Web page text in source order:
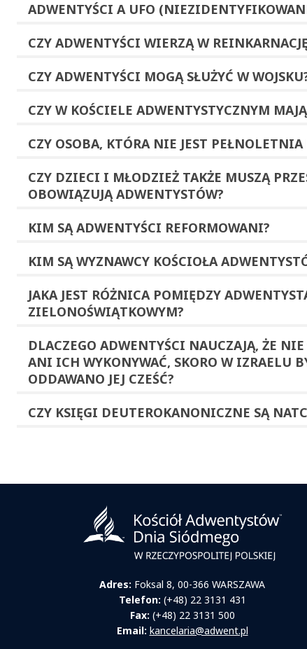
ADWENTYŚCI A UFO
CZY ADWENTYŚCI WIERZĄ W
CZY ADWENTYŚCI MOGĄ SŁUŻYĆ W
CZY W KOŚCIELE ADWENTYSTYCZNYM
CZY OSOBA, KTÓRA NIE JEST
CZY DZIECI I MŁODZIEŻ TAKŻE MUSZĄ
OBOWIĄZUJĄ ADWENTYSTÓW?
KIM SĄ ADWENTYŚCI REFORMOWANI?
KIM SĄ WYZNAWCY KOŚCIOŁA
JAKA JEST RÓŻNICA POMIĘDZY
ZIELONOŚWIĄTKOWYM?
DLACZEGO ADWENTYŚCI NAUCZAJĄ, ŻE
ANI ICH WYKONYWAĆ, SKORO W IZRAELU
ODDAWANO JEJ CZEŚĆ?
CZY KSIĘGI DEUTEROKANONICZNE SĄ
Adres: Foksal 8, 00-366 WARSZAWA
Telefon: (+48) 22 3131 431
Fax: (+48) 22 3131 500
Email: kancelaria@adwent.pl